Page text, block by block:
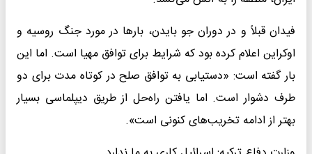
فیدان قبلاً و در دوران جو بایدن، بارها در مورد جنگ روسیه و
اوکراین اعلام کرده بود که شرایط برای توافق مهیا است. اما این
بار گفته است: «دستیابی به توافق صلح در کوتاه مدت برای دو
طرف دشوار است. اما یافتن راه‌حل از طریق دیپلماسی بسیار
بهتر از ادامه تخریب‌های کنونی است».